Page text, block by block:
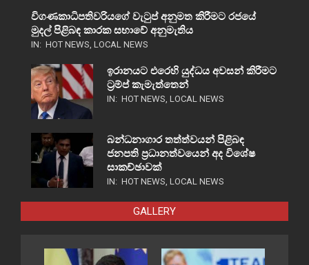
විගණකාධිපතිවරියගේ වැටුප් අනුමත කිරීමට රජයේ
මුදල් පිළිබඳ කාරක සභාවේ අනුමැතිය
IN: HOT NEWS, LOCAL NEWS
ඉරානයට එරෙහි යුද්ධය අවසන් කිරීමට
ට්‍රම්ප් කැමැත්තෙන්
IN: HOT NEWS, LOCAL NEWS
බන්ධනාගාර තත්ත්වයන් පිළිබඳ
ජනපති ප්‍රධානත්වයෙන් අද විශේෂ
සාකච්ඡාවක්
IN: HOT NEWS, LOCAL NEWS
GALLERY